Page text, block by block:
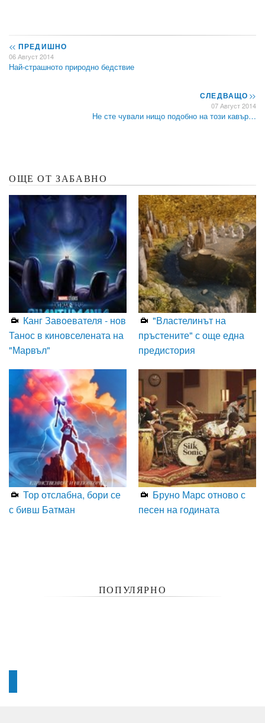
<< ПРЕДИШНО
06 Август 2014
Най-страшното природно бедствие
СЛЕДВАЩО>>
07 Август 2014
Не сте чували нищо подобно на този кавър…
ОЩЕ ОТ ЗАБАВНО
Канг Завоевателя - нов
Танос в киновселената на
"Марвъл"
"Властелинът на
пръстените" с още една
предистория
Тор отслабна, бори се
с бивш Батман
Бруно Марс отново с
песен на годината
ПОПУЛЯРНО